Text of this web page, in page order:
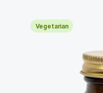
Vysoká nadváha
Vegetarian